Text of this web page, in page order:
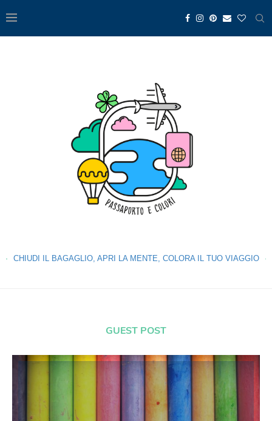
CHIUDI IL BAGAGLIO, APRI LA MENTE, COLORA IL TUO VIAGGIO
GUEST POST